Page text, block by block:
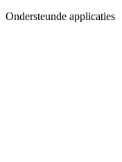
Ondersteunde applicaties